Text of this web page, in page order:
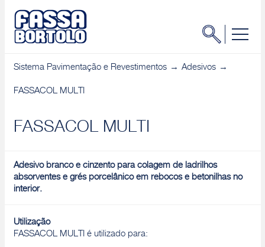
Sistema Pavimentação e Revestimentos Adesivos
FASSACOL MULTI
FASSACOL MULTI
Adesivo branco e cinzento para colagem de ladrilhos
absorventes e grés porcelânico em rebocos e betonilhas no
interior.
Utilização
FASSACOL MULTI é utilizado para: